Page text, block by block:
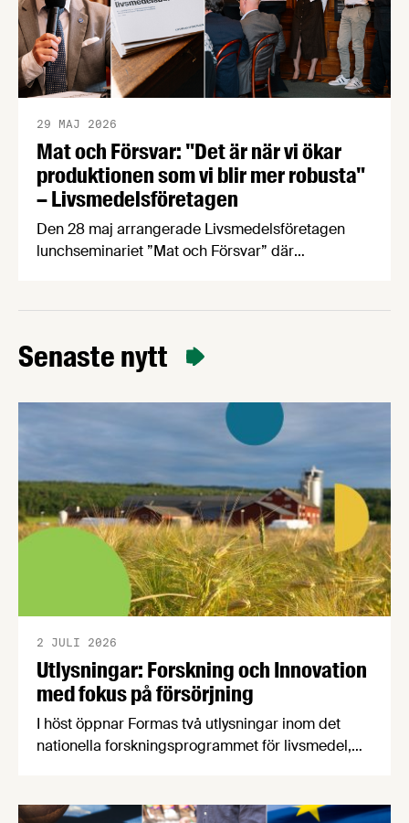
Mat och Försvar: "Det är när vi ökar
produktionen som vi blir mer robusta"
– Livsmedelsföretagen
29 MAJ 2026
Den 28 maj arrangerade Livsmedelsföretagen
lunchseminariet ”Mat och Försvar” där
Sveriges livsmedelsberedskap utifrån rapporten
Livsmedelsföretagens rapport Hur stark är
Senaste nytt
Utlysningar: Forskning och Innovation
med fokus på försörjning
2 JULI 2026
I höst öppnar Formas två utlysningar inom det
nationella forskningsprogrammet för livsmedel,
en motståndskraftig livsmedelsförsörjning", och